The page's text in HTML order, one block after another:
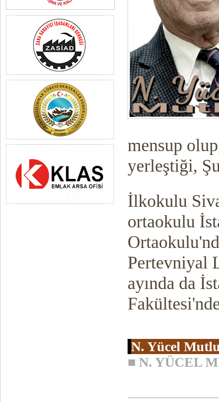
mensup
yerleştiği,
İlkokulu
ortaokulu
Pertevniyal
ayında da
N. Yücel
■ N. YÜCEL